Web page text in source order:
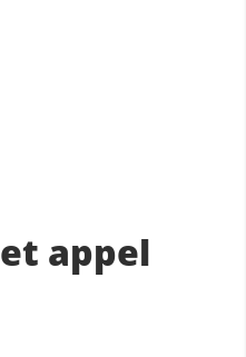
appel